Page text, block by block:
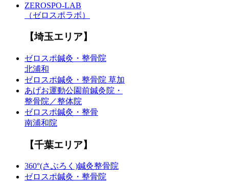
ZEROSPO-LAB
（ゼロスポラボ）
【埼玉エリア】
ゼロスポ鍼灸・整骨院
北浦和
ゼロスポ鍼灸・整骨院 草加
あげお運動公園前鍼灸院・
整骨院／整体院
ゼロスポ鍼灸・整骨
南浦和院
【千葉エリア】
360°(さぶろく)鍼灸整骨院
ゼロスポ鍼灸・整骨院